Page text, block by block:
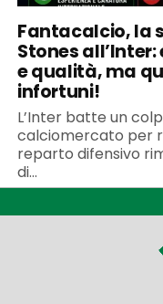
Fantacalcio, la
Stones
e qualità, ma
infortuni!
L’Inter batte un
calciomercato per
reparto difensivo
di...